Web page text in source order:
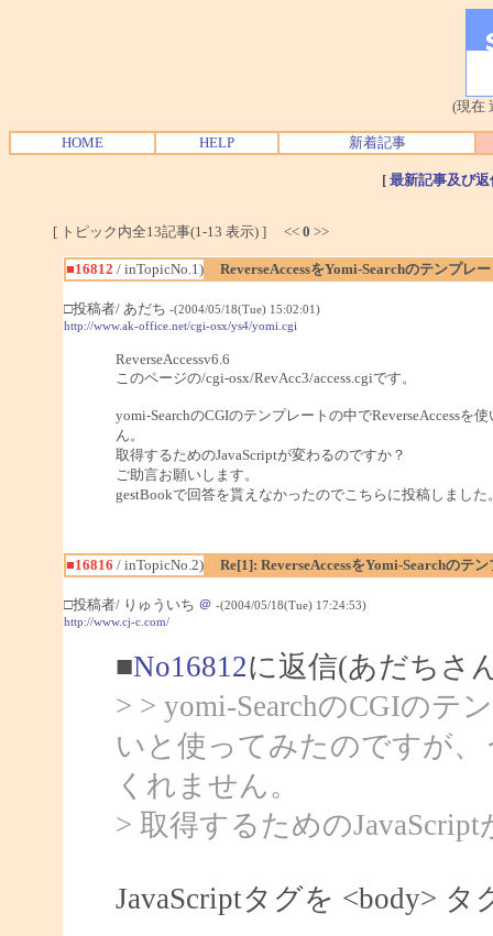
(現在
HOME HELP 新着記事
[ 最新記事及び
[ トピック内全13記事(1-13 表示) ] << 0 >>
■16812 / inTopicNo.1) ReverseAccessをYomi-Searchのテンプレ
□投稿者/ あだち -(2004/05/18(Tue) 15:02:01)
http://www.ak-office.net/cgi-osx/ys4/yomi.cgi
ReverseAccessv6.6
このページの/cgi-osx/RevAcc3/access.cgiです。
yomi-SearchのCGIのテンプレートの中でReverseAccessを
ん。
取得するためのJavaScriptが変わるのですか？
ご助言お願いします。
gestBookで回答を貰えなかったのでこちらに投稿しました
■16816 / inTopicNo.2) Re[1]: ReverseAccessをYomi-Searchのテ
□投稿者/ りゅういち ＠ -(2004/05/18(Tue) 17:24:53)
http://www.cj-c.com/
■No16812に返信(あだちさ
> > yomi-SearchのCGIのテ
いと使ってみたのですが、
くれません。
> 取得するための
JavaScriptタグを <body>